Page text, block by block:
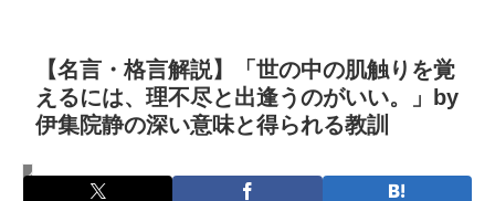
【名言・格言解説】「世の中の肌触りを覚
えるには、理不尽と出逢うのがいい。」by
伊集院静の深い意味と得られる教訓
名言・格言